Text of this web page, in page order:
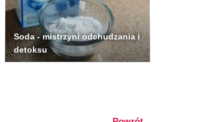
Soda - mistrzyni odchudzania i
detoksu